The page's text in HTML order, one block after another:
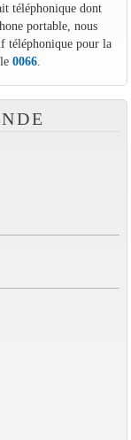
téléphonique dont
portable, nous
téléphonique pour la
0066.